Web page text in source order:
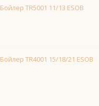
Бойлер TR5001 11/13 ESOB
Бойлер TR4001 15/18/21 ESOB